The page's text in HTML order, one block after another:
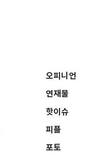
오피니언
연재물
핫이슈
피플
포토